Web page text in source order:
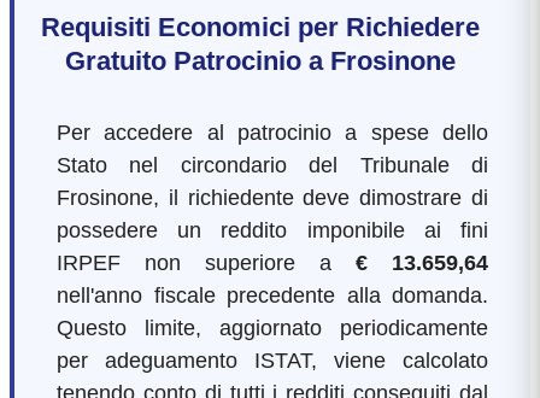
Requisiti Economici per Richiedere
Gratuito Patrocinio a Frosinone
Per accedere al patrocinio a spese dello
Stato nel circondario del Tribunale di
Frosinone, il richiedente deve dimostrare di
possedere un reddito imponibile ai fini
IRPEF non superiore a € 13.659,64
nell'anno fiscale precedente alla domanda.
Questo limite, aggiornato periodicamente
per adeguamento ISTAT, viene calcolato
tenendo conto di tutti i redditi conseguiti dal